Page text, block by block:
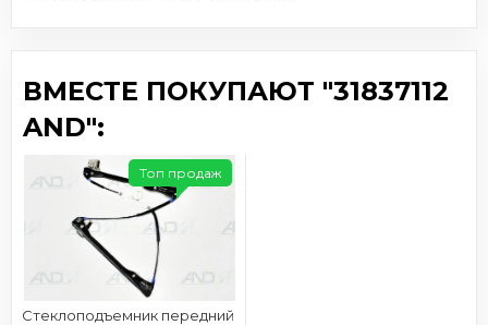
ВМЕСТЕ ПОКУПАЮТ "31837112
AND":
Стеклоподъемник передний
Топ продаж